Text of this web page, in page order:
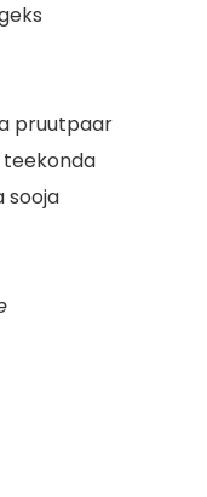
pruutpaar
sooja